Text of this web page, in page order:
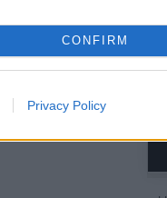
CONFIRM
Privacy Policy